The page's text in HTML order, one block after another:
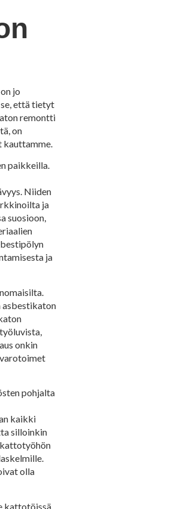
jo
että tietyt
remontti
on
kauttamme.
paikkeilla.
Niiden
ja
suosioon,
ja
asbestikaton
onkin
pohjalta
kaikki
silloinkin
kattotyöhön
olla
kattotöissä